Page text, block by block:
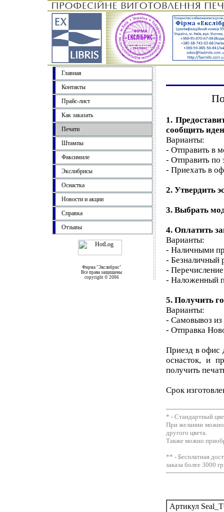
Главная
Контакты
Прайс-лист
Как заказать
Печати
Штампы
Факсимиле
Экслибрисы
Оснастка
Новости и акции
Справка
Отзывы
Фирма "Экслибрис"
Все права защищены
copyright © 2006
1.
сообщить
Варианты:
- Отправить в
- Отправить по
- Приехать в
2. Утвердить
3. Выбрать
4. Оплатить
Варианты:
- Наличными
- Безналичный
-
- Наложенный
5. Получить
Варианты:
- Самовывоз
- Отправка
Приезд в офис
оснасток, и
получить
Срок
* - Стандартный
При желании можно
другого цвета.
Также можно
** - Бесплатная
заказа более 3000
Артикул